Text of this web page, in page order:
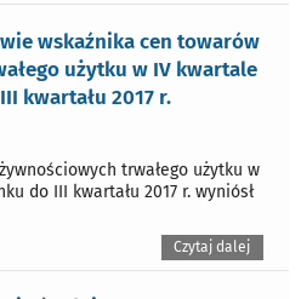
wskaźnika cen towarów
użytku w IV kwartale
kwartału 2017 r.
trwałego użytku w
do III kwartału 2017 r. wyniósł
Czytaj dalej